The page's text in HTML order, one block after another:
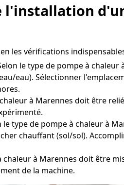
l'installation
les vérifications
le type de pompe à
eau). Sélectionner
à Marennes doit être
le type de pompe à chaleur à
chauffant (sol/sol).
chaleur à Marennes doit être
de la machine.